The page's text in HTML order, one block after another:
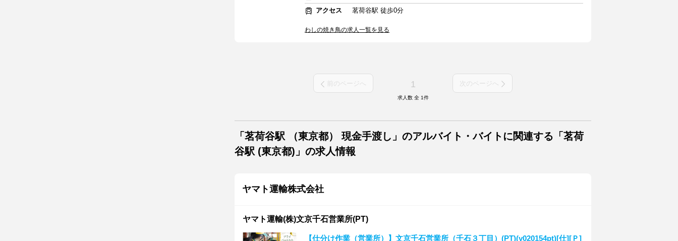
アクセス
茗荷谷駅 徒歩0分
わしの焼き鳥の求人一覧を見る
前のページへ 1 次のページへ
求人数 全 1件
「茗荷谷駅 （東京都） 現金手渡し」のアルバイト・バイトに関連する「茗荷
谷駅 (東京都)」の求人情報
ヤマト運輸株式会社
ヤマト運輸(株)文京千石営業所(PT)
【仕分け作業（営業所）】文京千石営業所（千石３丁目）(PT)(y020154pt)[仕][Ｐ]